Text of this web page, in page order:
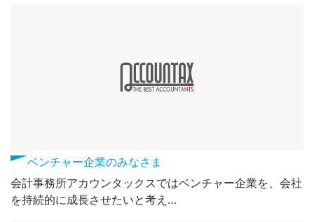
ベンチャー企業のみなさま
会計事務所アカウンタックスではベンチャー企業を、会社
を持続的に成長させたいと考え…